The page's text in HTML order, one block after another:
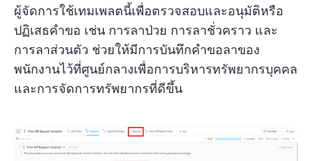
ผู้จัดการใช้เทมเพลตนี้เพื่อตรวจสอบและอนุมัติหรือ
ปฏิเสธคำขอ เช่น การลาป่วย การลาชั่วคราว และ
การลาส่วนตัว ช่วยให้มีการบันทึกคำขอลาของ
พนักงานไว้ที่ศูนย์กลางเพื่อการบริหารทรัพยากรบุคคล
และการจัดการทรัพยากรที่ดีขึ้น